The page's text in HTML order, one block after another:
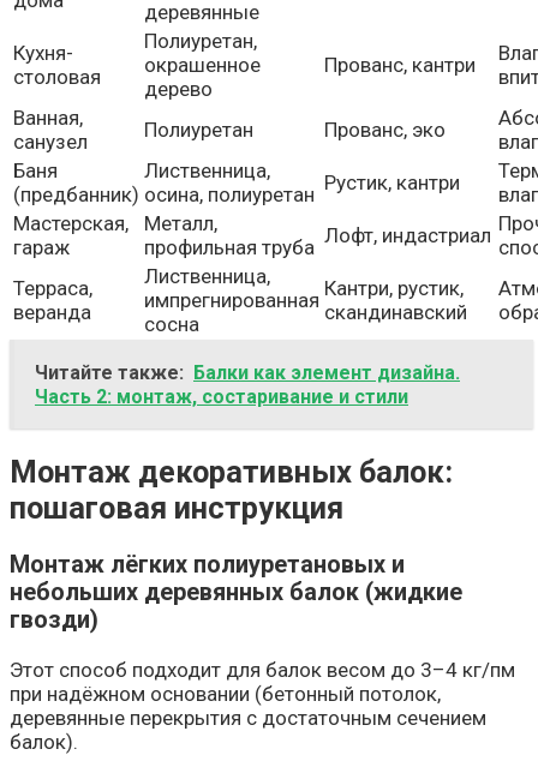
деревянные
Кухня-
столовая
Полиуретан,
окрашенное
дерево
Прованс, кантри
Ванная,
санузел
Полиуретан Прованс, эко
Баня
(предбанник)
Лиственница,
осина, полиуретан Рустик, кантри
Мастерская,
гараж
Металл,
профильная труба Лофт, индастриал
Терраса,
веранда
Лиственница,
импрегнированная
сосна
Кантри, рустик,
скандинавский
Читайте также: Балки как элемент дизайна.
Часть 2: монтаж, состаривание и стили
Монтаж декоративных балок:
пошаговая инструкция
Монтаж лёгких полиуретановых и
небольших деревянных балок (жидкие
гвозди)
Этот способ подходит для балок весом до 3–4 кг/пм
при надёжном основании (бетонный потолок,
деревянные перекрытия с достаточным сечением
балок).